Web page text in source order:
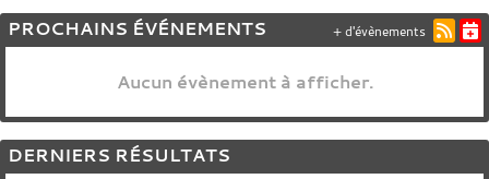
PROCHAINS ÉVÉNEMENTS
Aucun évènement à afficher.
+ d'évènements
DERNIERS RÉSULTATS